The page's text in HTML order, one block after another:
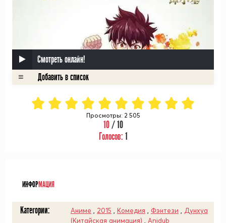
Смотреть онлайн!
Просмотры: 2 505
10/ 10
Голосов: 1
ИНФОРМАЦИЯ
Категории: Аниме 2015 Комедия Фэнтези
Дунхуа
(Китайская анимация)
Anidub